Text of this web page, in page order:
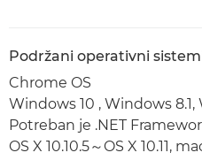
Podržani operativni
Chrome OS
Windows 10 , Windows 8.1,
Potreban je .NET
OS X 10.10.5～OS X 10.11,